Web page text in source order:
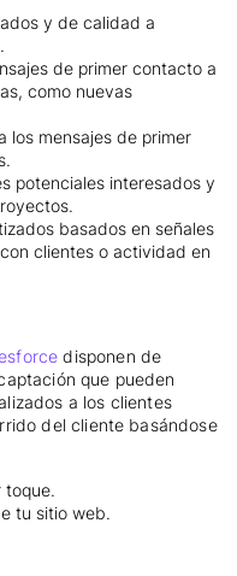
y de calidad a
de primer contacto a
como nuevas
los mensajes de primer
potenciales interesados y
basados en señales
clientes o actividad en
disponen de
que pueden
a los clientes
del cliente basándose
toque.
tu sitio web.